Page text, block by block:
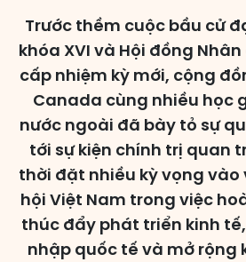
HĐND cấp xã
HĐND cấp tỉnh, thành phố
Trước thềm cuộc bầu cử
khóa XVI và Hội đồng
cấp nhiệm kỳ mới, cộng
Canada cùng nhiều học
nước ngoài đã bày tỏ sự
tới sự kiện chính trị quan
thời đặt nhiều kỳ vọng vào
hội Việt Nam trong việc
thúc đẩy phát triển kinh
nhập quốc tế và mở rộng